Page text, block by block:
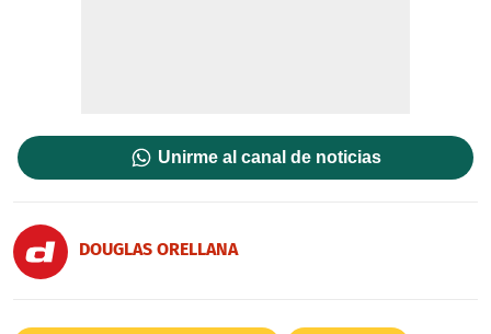
Unirme al canal de noticias
DOUGLAS ORELLANA